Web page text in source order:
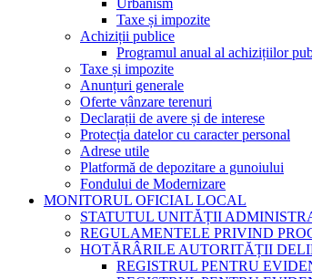
Taxe și impozite
Achiziții publice
Programul anual al achizițiilor
Taxe și impozite
Anunțuri generale
Oferte vânzare terenuri
Declarații de avere și de interese
Protecția datelor cu caracter personal
Adrese utile
Platformă de depozitare a gunoiului
Fondului de Modernizare
MONITORUL OFICIAL LOCAL
STATUTUL UNITĂȚII
REGULAMENTELE PRIVIND
HOTĂRÂRILE AUTORITĂȚII
REGISTRUL PENTRU